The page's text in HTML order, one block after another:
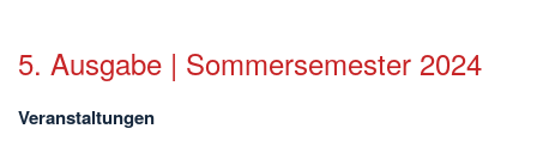
5. Ausgabe | Sommersemester 2024
Veranstaltungen